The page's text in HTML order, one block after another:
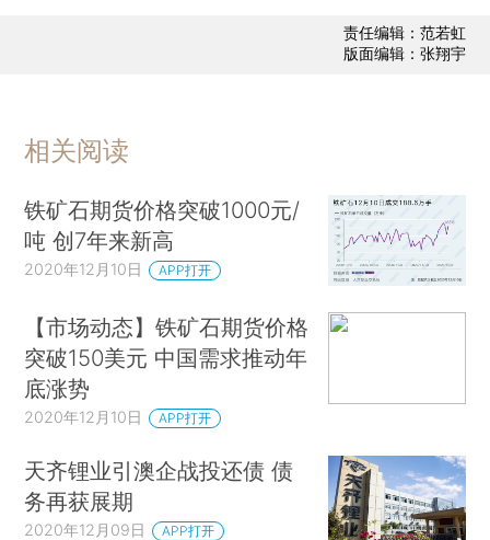
责任编辑：范若虹
版面编辑：张翔宇
相关阅读
铁矿石期货价格突破1000元/
吨 创7年来新高
2020年12月10日 APP打开
【市场动态】铁矿石期货价格
突破150美元 中国需求推动年
底涨势
2020年12月10日 APP打开
天齐锂业引澳企战投还债 债
务再获展期
2020年12月09日 APP打开